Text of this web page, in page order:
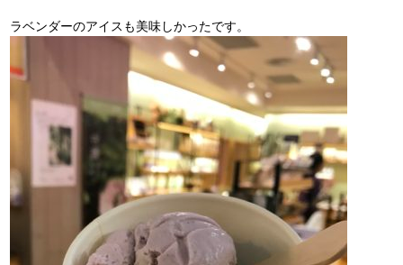
ラベンダーのアイスも美味しかったです。